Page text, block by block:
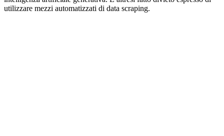
utilizzare mezzi automatizzati di data scraping.